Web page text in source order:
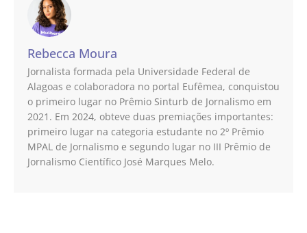
Rebecca Moura
Jornalista formada pela Universidade Federal de
Alagoas e colaboradora no portal Eufêmea, conquistou
o primeiro lugar no Prêmio Sinturb de Jornalismo em
2021. Em 2024, obteve duas premiações importantes:
primeiro lugar na categoria estudante no 2º Prêmio
MPAL de Jornalismo e segundo lugar no III Prêmio de
Jornalismo Científico José Marques Melo.